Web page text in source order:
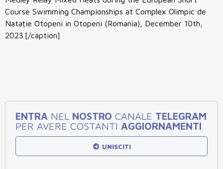
Course Swimming Championships at Complex Olimpic de
Natație Otopeni in Otopeni (Romania), December 10th,
2023.[/caption]
ENTRA NEL NOSTRO CANALE TELEGRAM
PER AVERE COSTANTI AGGIORNAMENTI
UNISCITI